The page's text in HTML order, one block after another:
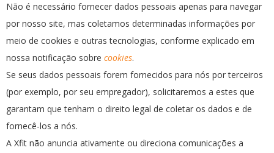
Não é necessário fornecer dados pessoais apenas para navegar
por nosso site, mas coletamos determinadas informações por
meio de cookies e outras tecnologias, conforme explicado em
nossa notificação sobre cookies.
Se seus dados pessoais forem fornecidos para nós por terceiros
(por exemplo, por seu empregador), solicitaremos a estes que
garantam que tenham o direito legal de coletar os dados e de
fornecê-los a nós.
A Xfit não anuncia ativamente ou direciona comunicações a